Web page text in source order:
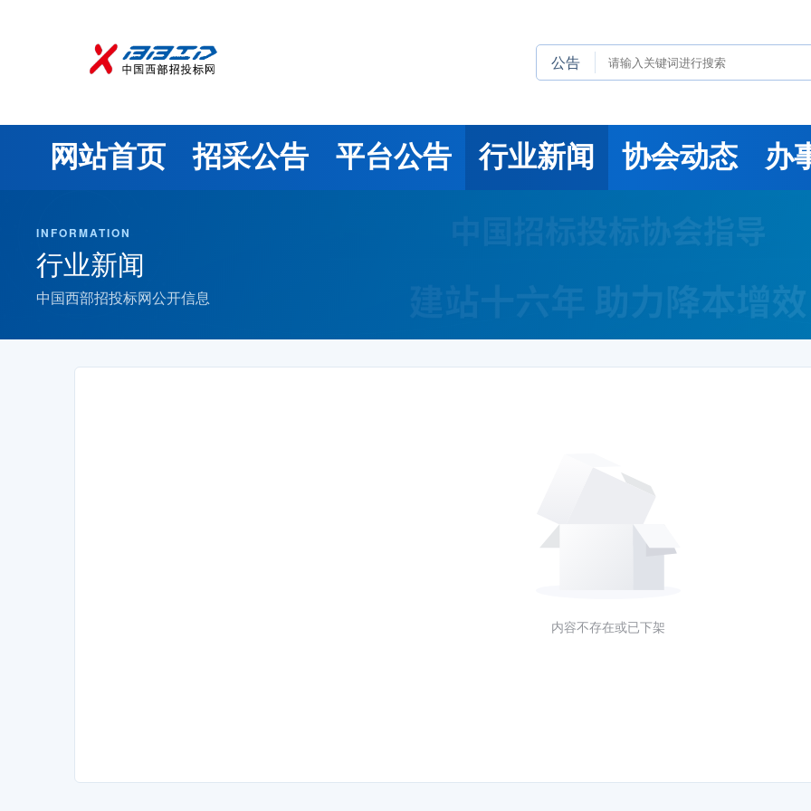
公告
网站首页 招采公告 平台公告 行业新闻 协会动态 办
INFORMATION
行业新闻
中国西部招投标网公开信息
内容不存在或已下架